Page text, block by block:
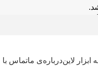
ابزار لایندرباره‌ی ماتماس با